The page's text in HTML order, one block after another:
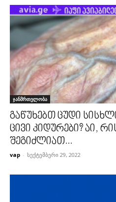
ჯანმრთელობა
გაწუხებთ ცუდი
ცივი კიდურები? აი,
შეგიძლიათ...
vap - სექტემბერი 29, 2022